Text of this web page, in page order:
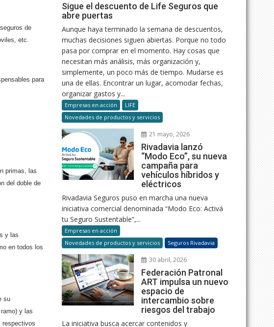
de
etc.
para
primas, las
del doble de
y las
en todos los
su
y las
respectivos
Sigue el descuento de Life Seguros que
abre puertas
Aunque haya terminado la semana de descuentos,
muchas decisiones siguen abiertas. Porque no todo
pasa por comprar en el momento. Hay cosas que
necesitan más análisis, más organización y,
simplemente, un poco más de tiempo. Mudarse es
una de ellas. Encontrar un lugar, acomodar fechas,
organizar gastos y...
Empresas en acción
LIFE
Novedades de productos y servicios
21 mayo, 2026
Rivadavia lanzó
“Modo Eco”, su nueva
campaña para
vehículos híbridos y
eléctricos
Rivadavia Seguros puso en marcha una nueva
iniciativa comercial denominada “Modo Eco: Activá
tu Seguro Sustentable”,...
Empresas en acción
Novedades de productos y servicios
Seguros Rivadavia
30 abril, 2026
Federación Patronal
ART impulsa un nuevo
espacio de
intercambio sobre
riesgos del trabajo
La iniciativa busca acercar contenidos y